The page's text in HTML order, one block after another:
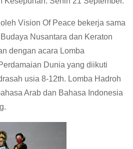
Vision Of Peace bekerja sama
Nusantara dan Keraton
dengan acara Lomba
Dunia yang diikuti
usia 8-12th. Lomba Hadroh
Arab dan Bahasa Indonesia